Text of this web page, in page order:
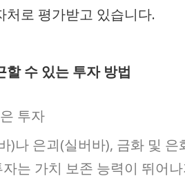
처로 평가받고 있습니다.
할 수 있는 투자 방법
투자
)나 은괴(실버바), 금화 및
는 가치 보존 능력이 뛰어